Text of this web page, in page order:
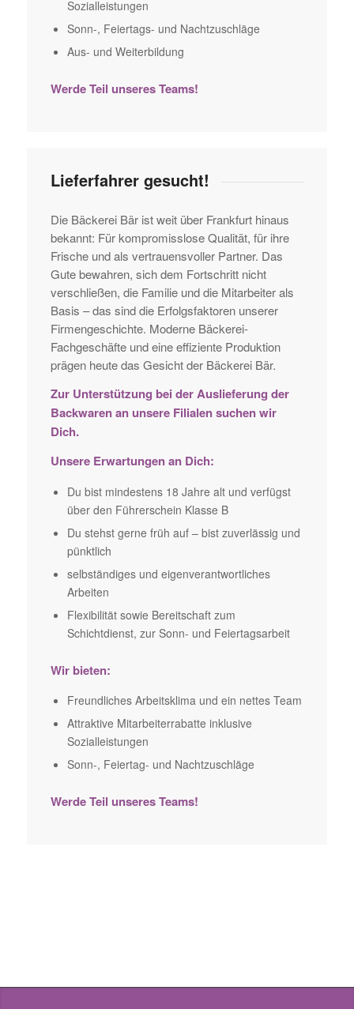
Sozialleistungen
Sonn-, Feiertags- und Nachtzuschläge
Aus- und Weiterbildung
Werde Teil unseres Teams!
Lieferfahrer gesucht!
Die Bäckerei Bär ist weit über Frankfurt hinaus
bekannt: Für kompromisslose Qualität, für ihre
Frische und als vertrauensvoller Partner. Das
Gute bewahren, sich dem Fortschritt nicht
verschließen, die Familie und die Mitarbeiter als
Basis – das sind die Erfolgsfaktoren unserer
Firmengeschichte. Moderne Bäckerei-
Fachgeschäfte und eine effiziente Produktion
prägen heute das Gesicht der Bäckerei Bär.
Zur Unterstützung bei der Auslieferung der
Backwaren an unsere Filialen suchen wir
Dich.
Unsere Erwartungen an Dich:
Du bist mindestens 18 Jahre alt und verfügst
über den Führerschein Klasse B
Du stehst gerne früh auf – bist zuverlässig und
pünktlich
selbständiges und eigenverantwortliches
Arbeiten
Flexibilität sowie Bereitschaft zum
Schichtdienst, zur Sonn- und Feiertagsarbeit
Wir bieten:
Freundliches Arbeitsklima und ein nettes Team
Attraktive Mitarbeiterrabatte inklusive
Sozialleistungen
Sonn-, Feiertag- und Nachtzuschläge
Werde Teil unseres Teams!